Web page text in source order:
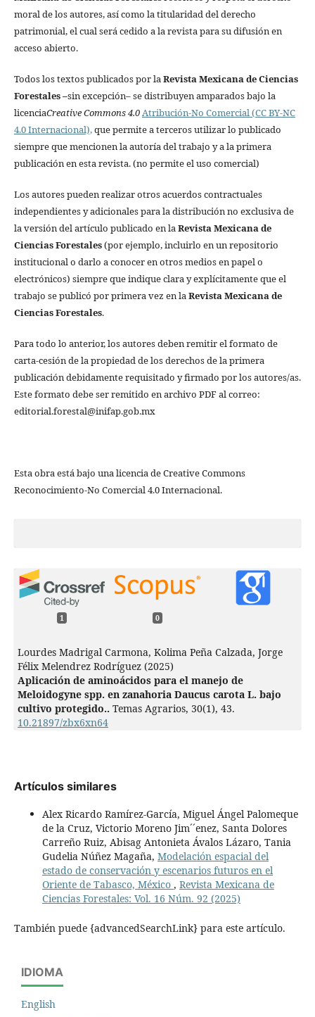
moral de los autores, así como la titularidad del derecho
patrimonial, el cual será cedido a la revista para su difusión en
acceso abierto.
Todos los textos publicados por laRevista Mexicana de Ciencias
Forestales–sin excepción– se distribuyen amparados bajo la
licenciaCreative Commons 4.0Atribución-No Comercial (CC BY-NC
4.0 Internacional),que permite a terceros utilizar lo publicado
siempre que mencionen la autoría del trabajo y a la primera
publicación en esta revista. (no permite el uso comercial)
Los autores pueden realizar otros acuerdos contractuales
independientes y adicionales para la distribución no exclusiva de
la versión del artículo publicado en laRevista Mexicana de
Ciencias Forestales(por ejemplo, incluirlo en un repositorio
institucional o darlo a conocer en otros medios en papel o
electrónicos) siempre que indique clara y explícitamente que el
trabajo se publicó por primera vez en laRevista Mexicana de
Ciencias Forestales.
Para todo lo anterior, los autores deben remitir el formato de
carta-cesión de la propiedad de los derechos de la primera
publicación debidamente requisitado y firmado por los autores/as.
Este formato debe ser remitido en archivo PDF al correo:
editorial.forestal@inifap.gob.mx
Esta obra está bajo una licencia de Creative Commons
Reconocimiento-No Comercial 4.0 Internacional.
1 0
Lourdes Madrigal Carmona, Kolima Peña Calzada, Jorge
Félix Melendrez Rodríguez (2025)
Aplicación de aminoácidos para el manejo de
Meloidogyne spp. en zanahoria Daucus carota L. bajo
cultivo protegido.. Temas Agrarios, 30(1), 43.
10.21897/zbx6xn64
Artículos similares
Alex Ricardo Ramírez-García, Miguel Ángel Palomeque
de la Cruz, Victorio Moreno Jim´´enez, Santa Dolores
Carreño Ruiz, Abisag Antonieta Ávalos Lázaro, Tania
Gudelia Núñez Magaña, Modelación espacial del
estado de conservación y escenarios futuros en el
Oriente de Tabasco, México , Revista Mexicana de
Ciencias Forestales: Vol. 16 Núm. 92 (2025)
También puede {advancedSearchLink} para este artículo.
IDIOMA
English